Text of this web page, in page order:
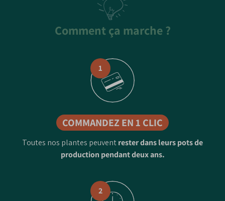
Comment ça marche ?
1
COMMANDEZ EN 1 CLIC
Toutes nos plantes peuventrester dans leurs pots de
production pendant deux ans.
2